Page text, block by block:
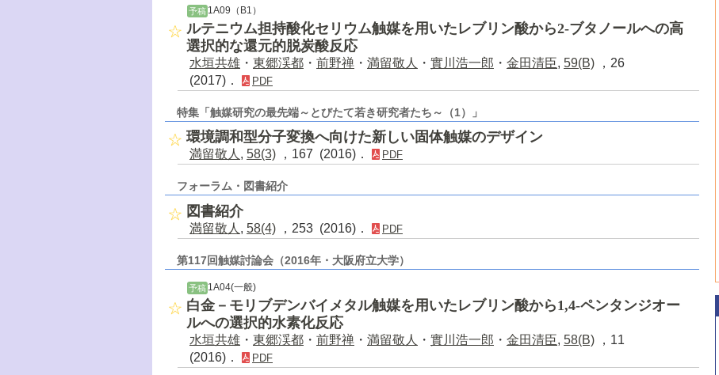
予稿 1A09（B1）
ルテニウム担持酸化セリウム触媒を用いたレブリン酸から2-ブタノールへの高
選択的な還元的脱炭酸反応
水垣共雄 ・ 東郷渓都 ・ 前野禅 ・ 満留敬人 ・ 實川浩一郎 ・ 金田清臣, 59(B) ，26
(2017)．
PDF
特集「触媒研究の最先端～とびたて若き研究者たち～（1）」
環境調和型分子変換へ向けた新しい固体触媒のデザイン
満留敬人 , 58(3) ，167 (2016)． PDF
フォーラム・図書紹介
図書紹介
満留敬人 , 58(4) ，253 (2016)． PDF
第117回触媒討論会（2016年・大阪府立大学）
予稿 1A04(一般)
白金－モリブデンバイメタル触媒を用いたレブリン酸から1,4-ペンタンジオー
ルへの選択的水素化反応
水垣共雄 ・ 東郷渓都 ・ 前野禅 ・ 満留敬人 ・ 實川浩一郎 ・ 金田清臣, 58(B) ，11
(2016)．
PDF